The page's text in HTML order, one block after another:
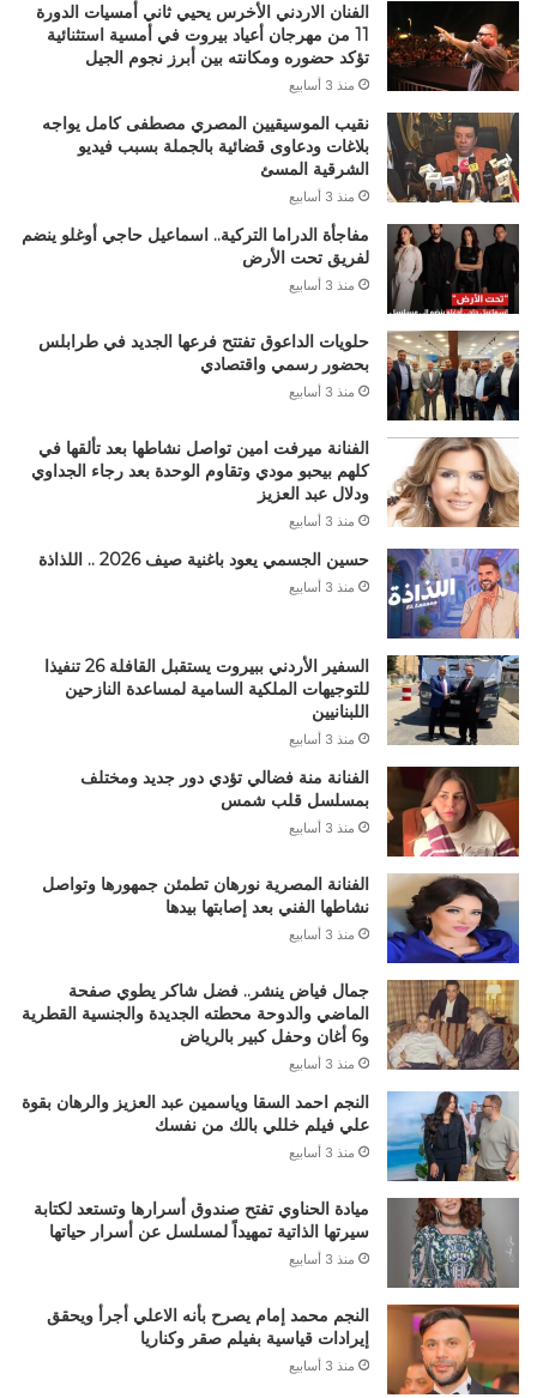
الفنان الاردني الأخرس يحيي ثاني أمسيات الدورة
11 من مهرجان أعياد بيروت في أمسية استثنائية
تؤكد حضوره ومكانته بين أبرز نجوم الجيل
منذ 3 أسابيع
نقيب الموسيقيين المصري مصطفى كامل يواجه
بلاغات ودعاوى قضائية بالجملة بسبب فيديو
الشرقية المسئ
منذ 3 أسابيع
مفاجأة الدراما التركية.. اسماعيل حاجي أوغلو ينضم
لفريق تحت الأرض
منذ 3 أسابيع
حلويات الداعوق تفتتح فرعها الجديد في طرابلس
بحضور رسمي واقتصادي
منذ 3 أسابيع
الفنانة ميرفت امين تواصل نشاطها بعد تألقها في
كلهم بيحبو مودي وتقاوم الوحدة بعد رجاء الجداوي
ودلال عبد العزيز
منذ 3 أسابيع
حسين الجسمي يعود باغنية صيف 2026 .. اللذاذة
منذ 3 أسابيع
السفير الأردني ببيروت يستقبل القافلة 26 تنفيذا
للتوجيهات الملكية السامية لمساعدة النازحين
اللبنانيين
منذ 3 أسابيع
الفنانة منة فضالي تؤدي دور جديد ومختلف
بمسلسل قلب شمس
منذ 3 أسابيع
الفنانة المصرية نورهان تطمئن جمهورها وتواصل
نشاطها الفني بعد إصابتها بيدها
منذ 3 أسابيع
جمال فياض ينشر.. فضل شاكر يطوي صفحة
الماضي والدوحة محطته الجديدة والجنسية القطرية
و6 أغان وحفل كبير بالرياض
منذ 3 أسابيع
النجم احمد السقا وياسمين عبد العزيز والرهان بقوة
علي فيلم خللي بالك من نفسك
منذ 3 أسابيع
ميادة الحناوي تفتح صندوق أسرارها وتستعد لكتابة
سيرتها الذاتية تمهيداً لمسلسل عن أسرار حياتها
منذ 3 أسابيع
النجم محمد إمام يصرح بأنه الاعلي أجرأ ويحقق
إيرادات قياسية بفيلم صقر وكناريا
منذ 3 أسابيع